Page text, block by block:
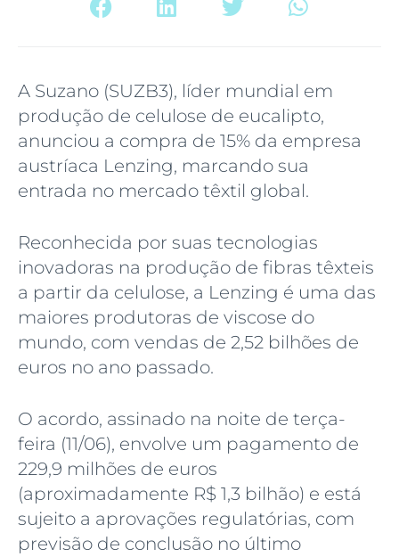
A Suzano (SUZB3), líder mundial em
produção de celulose de eucalipto,
anunciou a compra de 15% da empresa
austríaca Lenzing, marcando sua
entrada no mercado têxtil global.
Reconhecida por suas tecnologias
inovadoras na produção de fibras têxteis
a partir da celulose, a Lenzing é uma das
maiores produtoras de viscose do
mundo, com vendas de 2,52 bilhões de
euros no ano passado.
O acordo, assinado na noite de terça-
feira (11/06), envolve um pagamento de
229,9 milhões de euros
(aproximadamente R$ 1,3 bilhão) e está
sujeito a aprovações regulatórias, com
previsão de conclusão no último